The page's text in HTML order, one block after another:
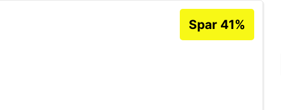
Spar 41%